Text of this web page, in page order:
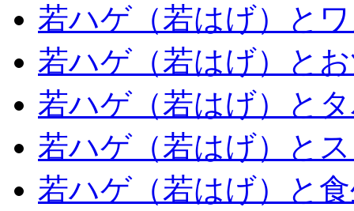
若ハゲ（若はげ）と
若ハゲ（若はげ）と
若ハゲ（若はげ）と
若ハゲ（若はげ）と
若ハゲ（若はげ）と